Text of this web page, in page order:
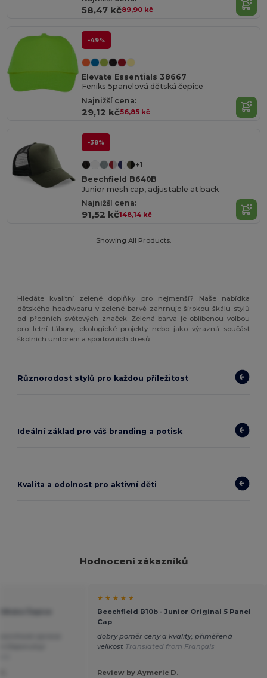
58,47 kč89,90 kč
-49%
Elevate Essentials 38667
Feniks 5panelová dětská čepice
Najnižší cena:
29,12 kč56,85 kč
-38%
+1
Beechfield B640B
Junior mesh cap, adjustable at back
Najnižší cena:
91,52 kč148,14 kč
Showing All Products.
Hledáte kvalitní zelené doplňky pro nejmenší? Naše nabídka
dětského headwearu v zelené barvě zahrnuje širokou škálu stylů
od předních světových značek. Zelená barva je oblíbenou volbou
pro letní tábory, ekologické projekty nebo jako výrazná součást
školních uniforem a sportovních dresů.
Různorodost stylů pro každou příležitost
Ideální základ pro váš branding a potisk
Kvalita a odolnost pro aktivní děti
Hodnocení zákazníků
★ ★ ★ ★ ★
Beechfield B10b - Junior Original 5 Panel
Cap
dobrý poměr ceny a kvality, přiměřená
velikost Translated from Français
Review by Aymeric D.